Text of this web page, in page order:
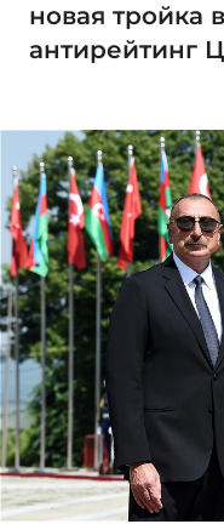
новая тройка
антирейтинг